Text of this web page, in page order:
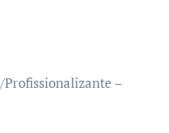
Profissionalizante –